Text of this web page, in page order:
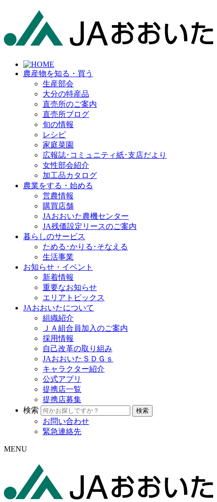
農産物を知る・買う
生産部会
大分の特産品
直売所のご案内
直売所ブログ
旬の情報
レシピ
家庭菜園
広報誌･コミュニティ紙･支店だより
女性部会紹介
加工品カタログ
農業をする・始める
営農情報
購買店舗
JAおおいた農機センター
JA残価設定リースのご案内
暮らしのサービス
ためる･かりる･そなえる
生活事業
お知らせ・イベント
新着情報
重要なお知らせ
エリアトピックス
JAおおいたについて
組織紹介
ＪＡ組合員加入のご案内
採用情報
自己改革の取り組み
JAおおいたＳＤＧｓ
キャラクター紹介
公式アプリ
提携店一覧
提携店募集
検索
お問い合わせ
緊急連絡先
MENU